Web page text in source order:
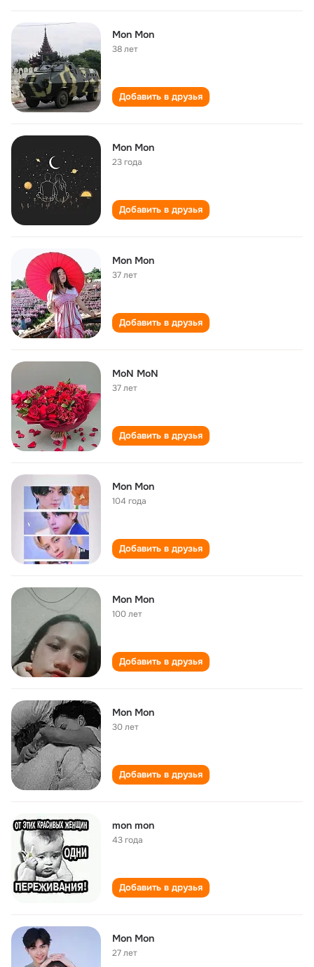
Mon Mon
38 лет
Добавить в друзья
Mon Mon
23 года
Добавить в друзья
Mon Mon
37 лет
Добавить в друзья
MoN MoN
37 лет
Добавить в друзья
Mon Mon
104 года
Добавить в друзья
Mon Mon
100 лет
Добавить в друзья
Mon Mon
30 лет
Добавить в друзья
mon mon
43 года
Добавить в друзья
Mon Mon
27 лет